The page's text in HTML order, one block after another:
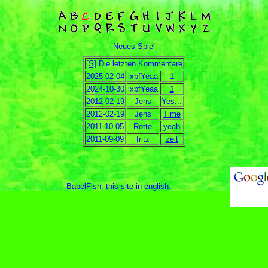
Neues Spiel
[S] Die letzten Kommentare
2025-02-04
lxbfYeaa
1
2024-10-30
lxbfYeaa
1
2012-02-19
Jens
Yes...
2012-02-19
Jens
Time
2011-10-05
Rotte
yeah
2011-09-09
fritz zeit
BabelFish: this site in english.